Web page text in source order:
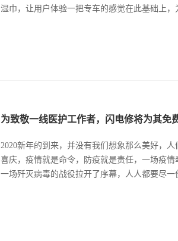
湿巾，让用户体验一把专车的感觉在此基础上，
为致敬一线医护工作者，闪电修将为其免
2020新年的到来，并没有我们想象那么美好，
喜庆，疫情就是命令，防疫就是责任，一场疫
一场歼灭病毒的战役拉开了序幕，人人都要尽